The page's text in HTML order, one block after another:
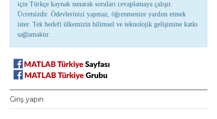
için Türkçe kaynak sunarak soruları cevaplamaya çalışır.
Ücretsizdir. Ödevlerinizi yapmaz, öğrenmenize yardım etmek
ister. Tek hedefi ülkemizin bilimsel ve teknolojik gelişimine katkı
sağlamaktır.
Giriş yapın